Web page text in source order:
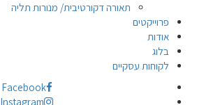
תאורה דקורטיבית/ מנורות תליה
פרוייקטים
אודות
בלוג
לקוחות עסקיים
Facebook
Instagram